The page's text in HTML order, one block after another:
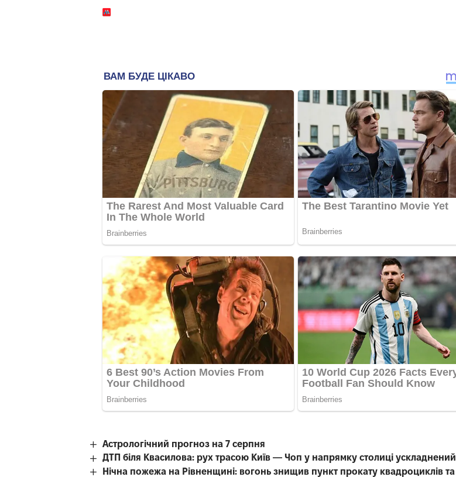
Астрологічний прогноз на 7 серпня
ДТП біля Квасилова: рух трасою Київ — Чоп у напрямку столиці ускладнений
Нічна пожежа на Рівненщині: вогонь знищив пункт прокату квадроциклів та